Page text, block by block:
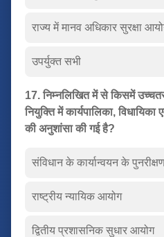
राज्य में मानव अधिकार सुरक्षा
उपर्युक्त सभी
17. निम्नलिखित में से किसमें उच्चतर
नियुक्ति में कार्यपालिका, विधायिका
की अनुशांसा की गई है?
संविधान के कार्यान्वयन के
राष्ट्रीय न्यायिक आयोग
द्वितीय प्रशासनिक सुधार आयोग